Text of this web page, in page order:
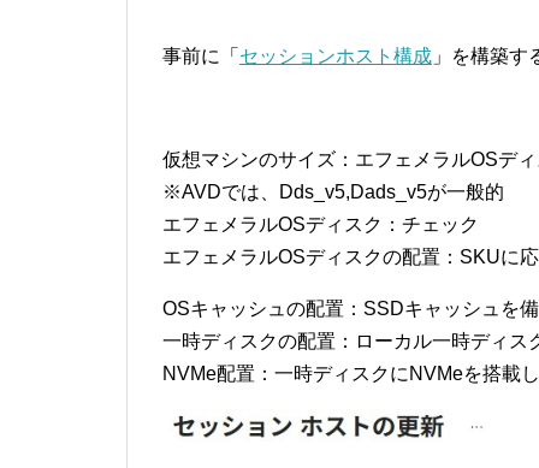
事前に「 セッションホスト構成 」を構築す
仮想マシンのサイズ：エフェメラルOSデ
※AVDでは、Dds_v5,Dads_v5が一般的
エフェメラルOSディスク：チェック
エフェメラルOSディスクの配置：SKUに
OSキャッシュの配置：SSDキャッシュを
一時ディスクの配置：ローカル一時ディ
NVMe配置：一時ディスクにNVMeを搭載